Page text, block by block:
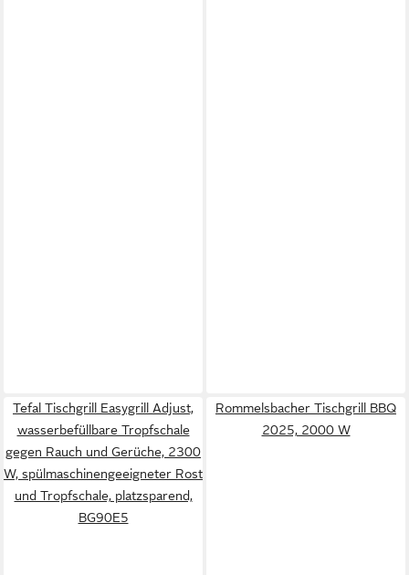
Tefal Tischgrill Easygrill Adjust,
wasserbefüllbare Tropfschale
gegen Rauch und Gerüche, 2300
W, spülmaschinengeeigneter Rost
und Tropfschale, platzsparend,
BG90E5
Rommelsbacher Tischgrill BBQ
2025, 2000 W